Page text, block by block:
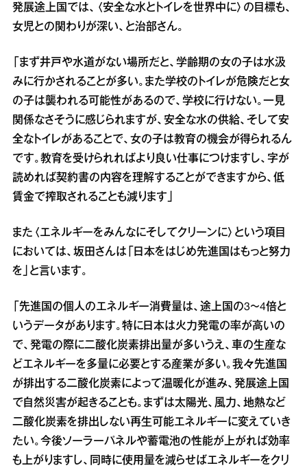
発展途上国では、〈安全な水とトイレを世界中に〉の目標も、
女児との関わりが深い、と治部さん。
「まず井戸や水道がない場所だと、学齢期の女の子は水汲
みに行かされることが多い。また学校のトイレが危険だと女
の子は襲われる可能性があるので、学校に行けない。一見
関係なさそうに感じられますが、安全な水の供給、そして安
全なトイレがあることで、女の子は教育の機会が得られるん
です。教育を受けられればより良い仕事につけますし、字が
読めれば契約書の内容を理解することができますから、低
賃金で搾取されることも減ります」
また〈エネルギーをみんなにそしてクリーンに〉という項目
においては、坂田さんは「日本をはじめ先進国はもっと努力
を」と言います。
「先進国の個人のエネルギー消費量は、途上国の3～4倍と
いうデータがあります。特に日本は火力発電の率が高いの
で、発電の際に二酸化炭素排出量が多いうえ、車の生産な
どエネルギーを多量に必要とする産業が多い。我々先進国
が排出する二酸化炭素によって温暖化が進み、発展途上国
で自然災害が起きることも。まずは太陽光、風力、地熱など
二酸化炭素を排出しない再生可能エネルギーに変えていき
たい。今後ソーラーパネルや蓄電池の性能が上がれば効率
も上がりますし、同時に使用量を減らせばエネルギーをクリ